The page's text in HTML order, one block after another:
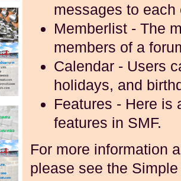
messages to each
Memberlist- The
members of a
Calendar- Users
holidays, and
Features - Here is
features in SMF.
For more information
please see the